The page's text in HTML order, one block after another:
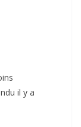
il y a